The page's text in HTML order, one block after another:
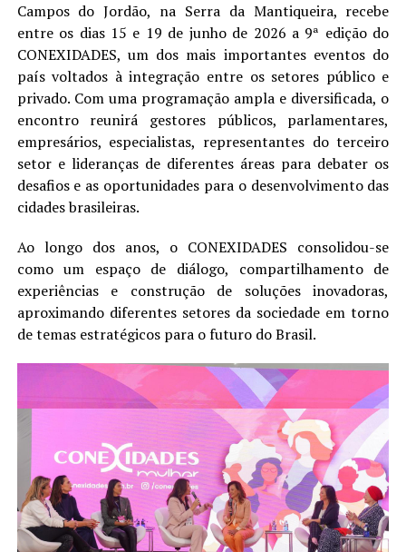
Campos do Jordão, na Serra da Mantiqueira, recebe
entre os dias 15 e 19 de junho de 2026 a 9ª edição do
CONEXIDADES, um dos mais importantes eventos do
país voltados à integração entre os setores público e
privado. Com uma programação ampla e diversificada, o
encontro reunirá gestores públicos, parlamentares,
empresários, especialistas, representantes do terceiro
setor e lideranças de diferentes áreas para debater os
desafios e as oportunidades para o desenvolvimento das
cidades brasileiras.
Ao longo dos anos, o CONEXIDADES consolidou-se
como um espaço de diálogo, compartilhamento de
experiências e construção de soluções inovadoras,
aproximando diferentes setores da sociedade em torno
de temas estratégicos para o futuro do Brasil.